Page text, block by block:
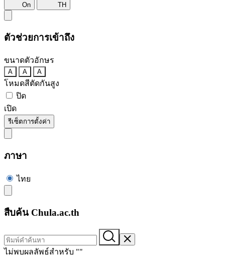
On TH
ตัวช่วยการเข้าถึง
ขนาดตัวอักษร
A A A
โหมดสีตัดกันสูง
ปิด
เปิด
รีเซ็ตการตั้งค่า
ภาษา
ไทย
สืบค้น Chula.ac.th
ไม่พบผลลัพธ์สำหรับ ""